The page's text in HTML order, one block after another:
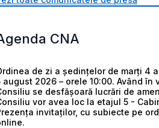
CNA
de zi a ședințelor de marți 4
august 2026 – orele 10:00. Având în
se desfășoară lucrări de
vor avea loc la etajul 5 -
invitaților, cu subiecte pe